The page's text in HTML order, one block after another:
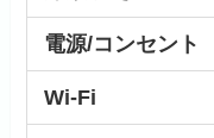
電源/コンセント
Wi-Fi